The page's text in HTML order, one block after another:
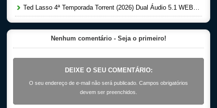
Ted Lasso 4ª Temporada Torrent (2026) Dual Áudio 5.1 WEB-DL 1080p
Nenhum comentário - Seja o primeiro!
DEIXE O SEU COMENTÁRIO:
O seu endereço de e-mail não será publicado. Campos obrigatórios
devem ser preenchidos.